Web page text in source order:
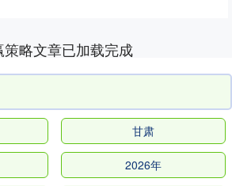
策略文章已加载完成
甘肃
2026年